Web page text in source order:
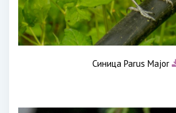
Синица Parus Major